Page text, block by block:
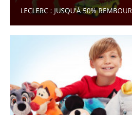
LECLERC : JUSQU'À 50%